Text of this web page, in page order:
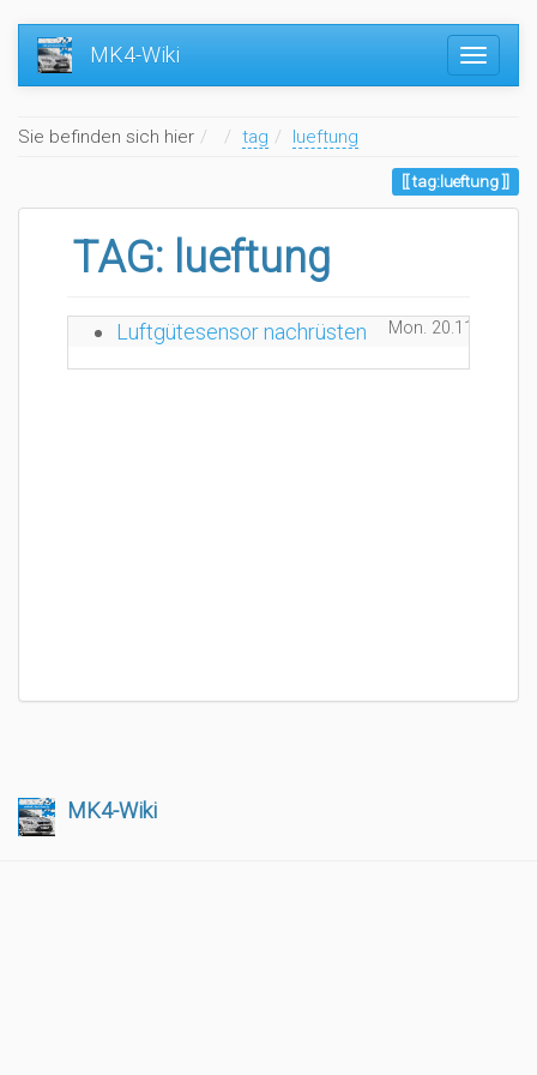
MK4-Wiki
Sie befinden sich hier Home
tag lueftung
tag:lueftung
TAG: lueftung
Luftgütesensor nachrüsten Mon. 20.11.2023
MK4-Wiki